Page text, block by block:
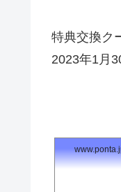
特典交換ク
2023年1月